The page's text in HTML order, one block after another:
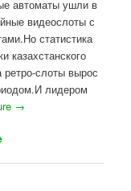
автоматы ушли в
видеослоты с
статистика
казахстанского
ретро-слоты вырос
лидером
→